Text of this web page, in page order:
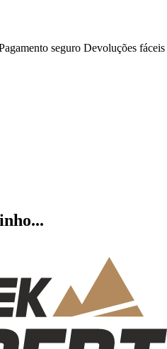
seguro Devoluções fáceis